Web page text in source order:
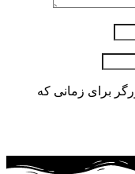
برای زمانی که